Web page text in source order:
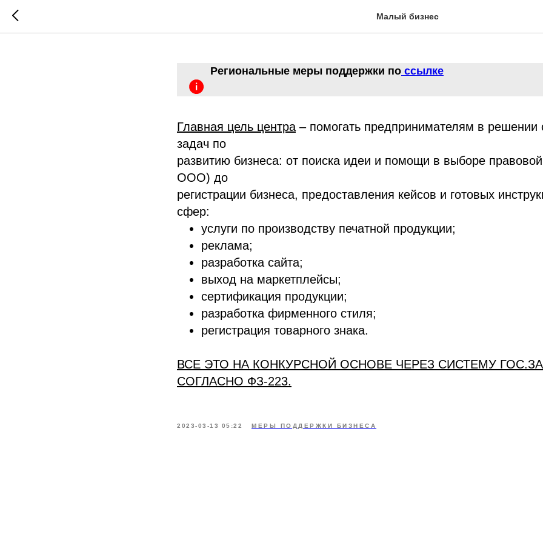
Малый бизнес
Региональные меры поддержки
Региональные меры поддержки по ссылке
Главная цель центра – помогать предпринимателям в решении
задач по
развитию бизнеса: от поиска идеи и помощи в выборе
ООО) до
регистрации бизнеса, предоставления кейсов и готовых
сфер:
услуги по производству печатной продукции;
реклама;
разработка сайта;
выход на маркетплейсы;
сертификация продукции;
разработка фирменного стиля;
регистрация товарного знака.
ВСЕ ЭТО НА КОНКУРСНОЙ ОСНОВЕ ЧЕРЕЗ СИСТЕМУ
СОГЛАСНО ФЗ-223.
2023-03-13 05:22 МЕРЫ ПОДДЕРЖКИ БИЗНЕСА